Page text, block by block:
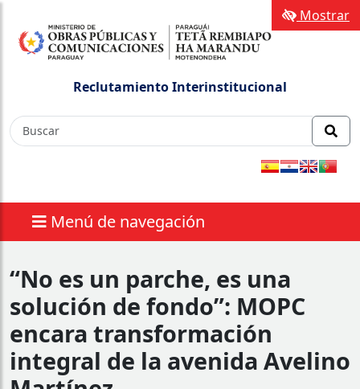
Reclutamiento Interinstitucional
Menú de navegación
Mostrar
“No es un parche, es una
solución de fondo”: MOPC
encara transformación
integral de la avenida Avelino